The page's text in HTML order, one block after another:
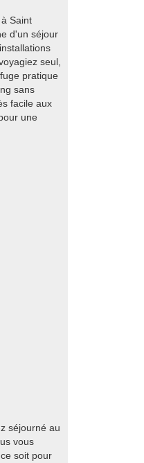
Saint
d'un séjour
seul,
pratique
sans
facile aux
une
séjourné au
vous
soit pour